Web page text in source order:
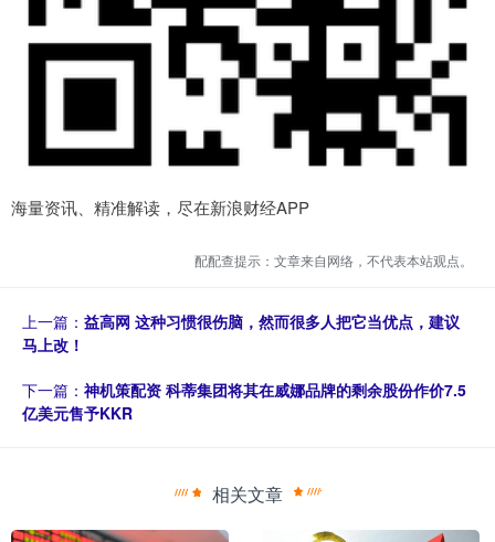
海量资讯、精准解读，尽在新浪财经APP
配配查提示：文章来自网络，不代表本站观点。
上一篇： 益高网 这种习惯很伤脑，然而很多人把它当优点，建议
马上改！
下一篇： 神机策配资 科蒂集团将其在威娜品牌的剩余股份作价7.5
亿美元售予KKR
相关文章